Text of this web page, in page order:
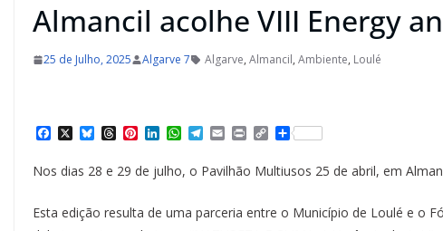
Almancil acolhe VIII Energy
25 de Julho, 2025 Algarve 7 Algarve, Almancil, Ambiente, Loulé
e
o
o
X B
u
e
k
y
T
r
e
d
s
P
n
t
r
e
L
n
k
d
I
W
t
A
p
T
l
e
r
a
E
a
i
P
n
C
p
y
i
n
S
r
Nos dias 28 e 29 de julho, o Pavilhão Multiusos 25 de abril, em
Esta edição resulta de uma parceria entre o Município de Loulé e o